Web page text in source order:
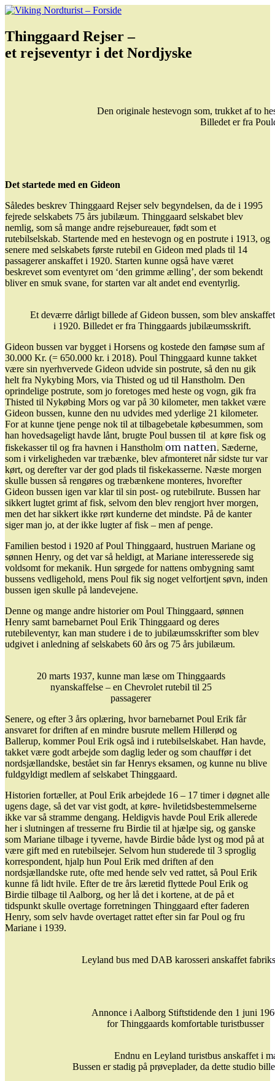
Videre
indhold
SAMTIDIGE 1936 – 1995
Thinggaard Rejser –
et rejseventyr i det Nordjyske
Den originale hestevogn som, trukket af to
Billedet er fra
Det startede med en Gideon
Således beskrev Thinggaard Rejser selv begyndelsen, da de i 1995
fejrede selskabets 75 års jubilæum. Thinggaard selskabet blev
nemlig, som så mange andre rejsebureauer, født som et
rutebilselskab. Startende med en hestevogn og en postrute i 1913, og
senere med selskabets første rutebil en Gideon med plads til 14
passagerer anskaffet i 1920. Starten kunne også have været
beskrevet som eventyret om ‘den grimme ælling’, der som bekendt
bliver en smuk svane, for starten var alt andet end eventyrlig.
Et deværre dårligt billede af Gideon bussen, som blev anskaffet
i 1920. Billedet er fra Thinggaards jubilæumsskrift.
Gideon bussen var bygget i Horsens og kostede den famøse sum af
30.000 Kr. (= 650.000 kr. i 2018). Poul Thinggaard kunne takket
være sin nyerhvervede Gideon udvide sin postrute, så den nu gik
helt fra Nykybing Mors, via Thisted og ud til Hanstholm. Den
oprindelige postrute, som jo foretoges med heste og vogn, gik fra
Thisted til Nykøbing Mors og var på 30 kilometer, men takket være
Gideon bussen, kunne den nu udvides med yderlige 21 kilometer.
For at kunne tjene penge nok til at tilbagebetale købesummen, som
han hovedsageligt havde lånt, brugte Poul bussen til at køre fisk og
fiskekasser til og fra havnen i Hanstholm om natten. Sæderne,
som i virkeligheden var træbænke, blev afmonteret når sidste tur var
kørt, og derefter var der god plads til fiskekasserne. Næste morgen
skulle bussen så rengøres og træbænkene monteres, hvorefter
Gideon bussen igen var klar til sin post- og rutebilrute. Bussen har
sikkert lugtet grimt af fisk, selvom den blev rengjort hver morgen,
men det har sikkert ikke rørt kunderne det mindste. På de kanter
siger man jo, at der ikke lugter af fisk – men af penge.
Familien bestod i 1920 af Poul Thinggaard, hustruen Mariane og
sønnen Henry, og det var så heldigt, at Mariane interesserede sig
voldsomt for mekanik. Hun sørgede for nattens ombygning samt
bussens vedligehold, mens Poul fik sig noget velfortjent søvn, inden
bussen igen skulle på landevejene.
Denne og mange andre historier om Poul Thinggaard, sønnen
Henry samt barnebarnet Poul Erik Thinggaard og deres
rutebileventyr, kan man studere i de to jubilæumsskrifter som blev
udgivet i anledning af selskabets 60 års og 75 års jubilæum.
20 marts 1937, kunne man læse om Thinggaards
nyanskaffelse – en Chevrolet rutebil til 25
passagerer
Senere, og efter 3 års oplæring, hvor barnebarnet Poul Erik får
ansvaret for driften af en mindre busrute mellem Hillerød og
Ballerup, kommer Poul Erik også ind i rutebilselskabet. Han havde,
takket være godt arbejde som daglig leder og som chauffør i det
nordsjællandske, bestået sin far Henrys eksamen, og kunne nu blive
fuldgyldigt medlem af selskabet Thinggaard.
Historien fortæller, at Poul Erik arbejdede 16 – 17 timer i døgnet alle
ugens dage, så det var vist godt, at køre- hviletidsbestemmelserne
ikke var så stramme dengang. Heldigvis havde Poul Erik allerede
her i slutningen af tresserne fru Birdie til at hjælpe sig, og ganske
som Mariane tilbage i tyverne, havde Birdie både lyst og mod på at
være gift med en rutebilsejer. Selvom hun studerede til 3 sproglig
korrespondent, hjalp hun Poul Erik med driften af den
nordsjællandske rute, ofte med hende selv ved rattet, så Poul Erik
kunne få lidt hvile. Efter de tre års læretid flyttede Poul Erik og
Birdie tilbage til Aalborg, og her lå det i kortene, at de på et
tidspunkt skulle overtage forretningen Thinggaard efter faderen
Henry, som selv havde overtaget rattet efter sin far Poul og fru
Mariane i 1939.
Leyland bus med DAB karosseri anskaffet
Annonce i Aalborg Stiftstidende den 1 juni
for Thinggaards komfortable turistbusser
Endnu en Leyland turistbus anskaffet i
Bussen er stadig på prøveplader, da dette studio